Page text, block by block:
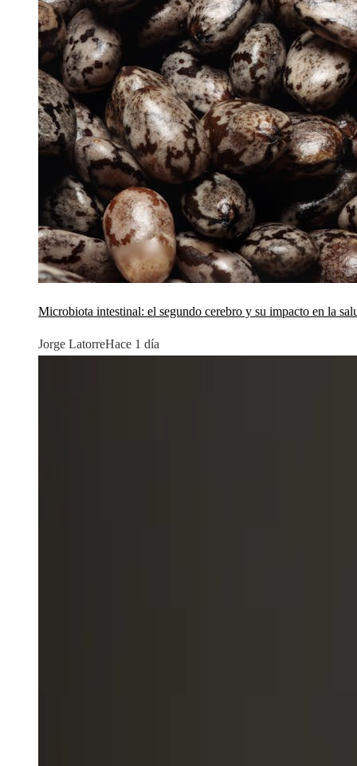
Microbiota intestinal: el segundo cerebro y su impacto en la
Jorge LatorreHace 1 día